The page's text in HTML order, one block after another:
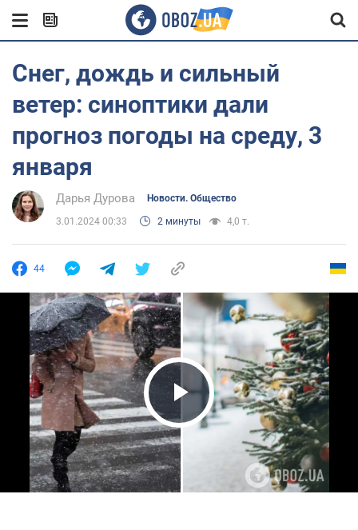
Снег, дождь и сильный
ветер: синоптики дали
прогноз погоды на среду, 3
января
Дарья Дурова Новости. Общество
3.01.2024 00:33 2 минуты 4,0 т.
44
Play Video